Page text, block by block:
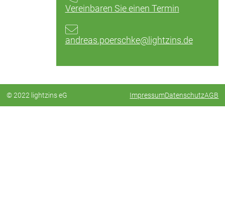
Vereinbaren Sie einen Termin
andreas.poerschke@lightzins.de
© 2022 lightzins eG ImpressumDatenschutzAGB